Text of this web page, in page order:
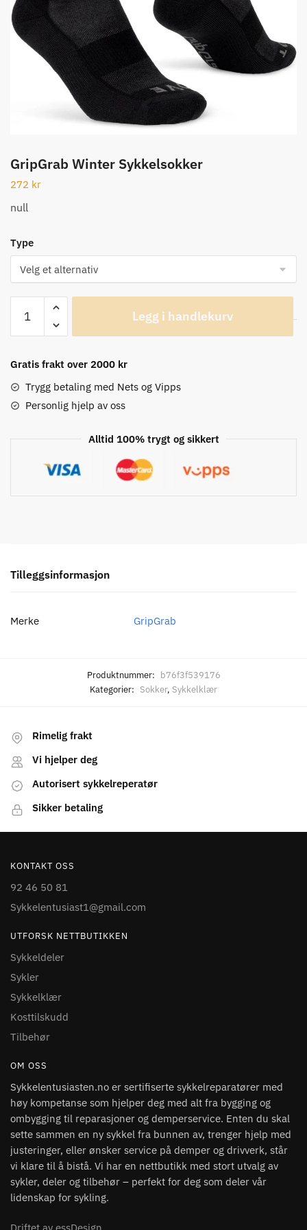
GripGrab Winter Sykkelsokker
272 kr
null
Type
Winter
Sykkelsokker
Legg i handlekurv
Gratis frakt over 2000 kr
Trygg betaling med Nets og Vipps
Personlig hjelp av oss
Alltid 100% trygt og sikkert
Tilleggsinformasjon
Merke GripGrab
Produktnummer: b76f3f539176
Kategorier: Sokker, Sykkelklær
Rimelig frakt
Vi hjelper deg
Autorisert sykkelreperatør
Sikker betaling
KONTAKT OSS
92 46 50 81
Sykkelentusiast1@gmail.com
UTFORSK NETTBUTIKKEN
Sykkeldeler
Sykler
Sykkelklær
Kosttilskudd
Tilbehør
OM OSS
Sykkelentusiasten.no er sertifiserte sykkelreparatører med
høy kompetanse som hjelper deg med alt fra bygging og
ombygging til reparasjoner og demperservice. Enten du skal
sette sammen en ny sykkel fra bunnen av, trenger hjelp med
justeringer, eller ønsker service på demper og drivverk, står
vi klare til å bistå. Vi har en nettbutikk med stort utvalg av
sykler, deler og tilbehør – perfekt for deg som deler vår
lidenskap for sykling.